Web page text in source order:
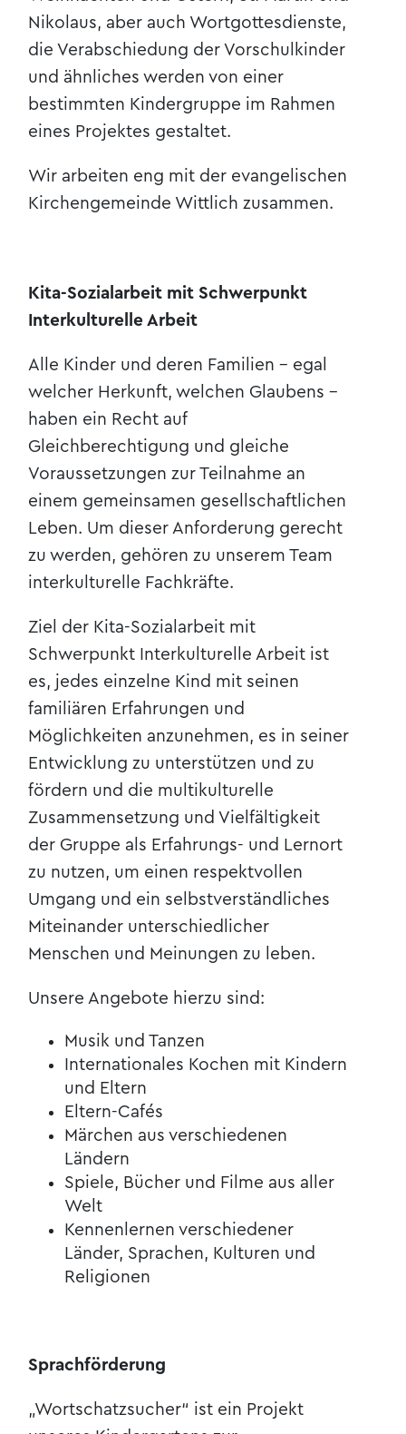
Nikolaus, aber auch Wortgottesdienste,
die Verabschiedung der Vorschulkinder
und ähnliches werden von einer
bestimmten Kindergruppe im Rahmen
eines Projektes gestaltet.
Wir arbeiten eng mit der evangelischen
Kirchengemeinde Wittlich zusammen.
Kita-Sozialarbeit mit Schwerpunkt
Interkulturelle Arbeit
Alle Kinder und deren Familien - egal
welcher Herkunft, welchen Glaubens -
haben ein Recht auf
Gleichberechtigung und gleiche
Voraussetzungen zur Teilnahme an
einem gemeinsamen gesellschaftlichen
Leben. Um dieser Anforderung gerecht
zu werden, gehören zu unserem Team
interkulturelle Fachkräfte.
Ziel der Kita-Sozialarbeit mit
Schwerpunkt Interkulturelle Arbeit ist
es, jedes einzelne Kind mit seinen
familiären Erfahrungen und
Möglichkeiten anzunehmen, es in seiner
Entwicklung zu unterstützen und zu
fördern und die multikulturelle
Zusammensetzung und Vielfältigkeit
der Gruppe als Erfahrungs- und Lernort
zu nutzen, um einen respektvollen
Umgang und ein selbstverständliches
Miteinander unterschiedlicher
Menschen und Meinungen zu leben.
Unsere Angebote hierzu sind:
Musik und Tanzen
Internationales Kochen mit Kindern
und Eltern
Eltern-Cafés
Märchen aus verschiedenen
Ländern
Spiele, Bücher und Filme aus aller
Welt
Kennenlernen verschiedener
Länder, Sprachen, Kulturen und
Religionen
Sprachförderung
„Wortschatzsucher“ ist ein Projekt